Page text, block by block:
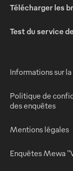
Télécharger les
Test du service
Informations sur
Politique de
des enquêtes
Mentions légales
Enquêtes Mewa